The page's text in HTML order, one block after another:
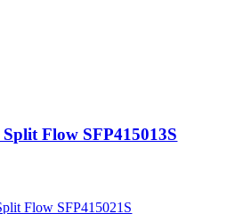
Flow SFP415013S